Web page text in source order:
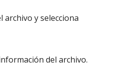
archivo y selecciona
del archivo.